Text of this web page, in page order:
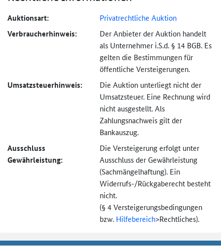
Auktionsart: Privatrechtliche Auktion
Verbraucher­hinweis:
Der Anbieter der Auktion handelt
als Unternehmer i.S.d. § 14 BGB. Es
gelten die Bestimmungen für
öffentliche Versteigerungen.
Umsatzsteuer­hinweis:
Die Auktion unterliegt nicht der
Umsatzsteuer. Eine Rechnung wird
nicht ausgestellt. Als
Zahlungsnachweis gilt der
Bankauszug.
Ausschluss
Gewährleistung:
Die Versteigerung erfolgt unter
Ausschluss der Gewährleistung
(Sachmängel­haftung). Ein
Widerrufs-/Rückgaberecht besteht
nicht.
(§ 4 Versteigerungs­bedingungen
bzw. Hilfebereich>Rechtliches).